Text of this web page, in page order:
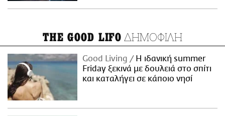
THE GOOD LIFO ΔΗΜΟΦΙΛΗ
Good Living
Η ιδανική summer
Friday ξεκινά με δουλειά στο σπίτι
και καταλήγει σε κάποιο νησί